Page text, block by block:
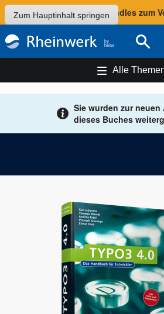
Zum Hauptinhalt springen
Sommer-Aktion: Bundles zum
Suche
Alle
Sie wurden zur neuen
dieses Buches